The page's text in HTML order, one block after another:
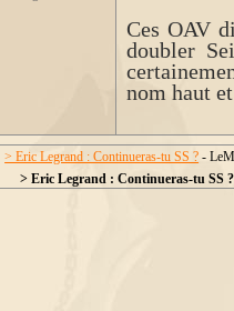
Ces OAV
doubler
nom haut
> Eric Legrand : Continueras-tu SS ? -
> Eric Legrand : Continueras-tu SS ?